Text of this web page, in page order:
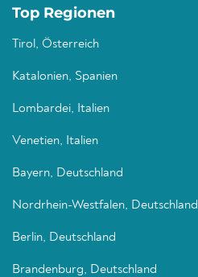
Top Regionen
Tirol, Österreich
Katalonien, Spanien
Lombardei, Italien
Venetien, Italien
Bayern, Deutschland
Nordrhein-Westfalen, Deutschland
Berlin, Deutschland
Brandenburg, Deutschland